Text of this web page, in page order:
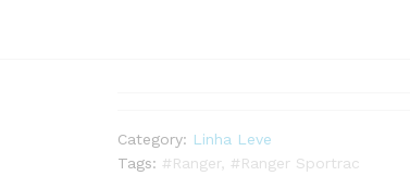
Category: Linha Leve
Tags: #Ranger, #Ranger Sportrac